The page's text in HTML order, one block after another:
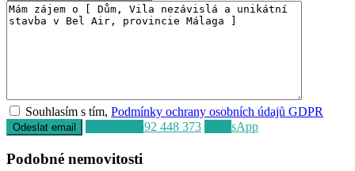
Souhlasím s tím,Podmínky ochrany osobních údajů GDPR
+34 692 448 373 WhatsApp
Podobné nemovitosti